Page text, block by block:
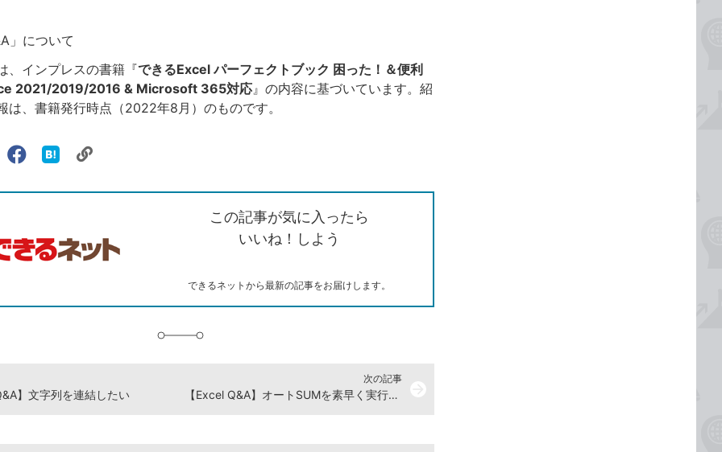
」について
、インプレスの書籍『できるExcel パーフェクトブック 困った！＆便利
2021/2019/2016 & Microsoft 365対応』の内容に基づいています。紹
は、書籍発行時点（2022年8月）のものです。
する
旧
Facebook
シ
な
マ
ー
追
ク
ピ
ー
この記事が気に入ったら
いいね！しよう
できるネットから最新の記事をお届けします。
】文字列を連結したい
次の記事
【Excel Q&A】オートSUMを素早く実行したい